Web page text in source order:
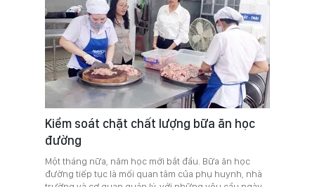
Kiểm soát chặt chất lượng bữa ăn học
đường
Một tháng nữa, năm học mới bắt đầu. Bữa ăn học
đường tiếp tục là mối quan tâm của phụ huynh, nhà